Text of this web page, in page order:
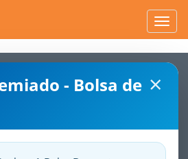
×
- Bolsa de